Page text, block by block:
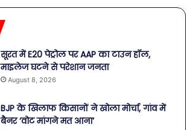
सूरत में E20 पेट्रोल पर AAP का टाउन हॉल,
माइलेज घटने से परेशान जनता
August 8, 2026
BJP के खिलाफ किसानों ने खोला मोर्चा, गांव में
बैनर ‘वोट मांगने मत आना’